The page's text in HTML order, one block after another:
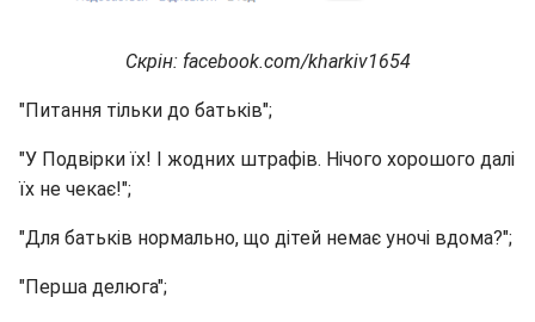
Скрін: facebook.com/kharkiv1654
"Питання тільки до батьків";
"У Подвірки їх! І жодних штрафів. Нічого хорошого далі
їх не чекає!";
"Для батьків нормально, що дітей немає уночі вдома?";
"Перша делюга";